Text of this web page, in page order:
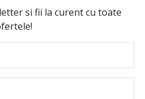
si fii la curent cu toate